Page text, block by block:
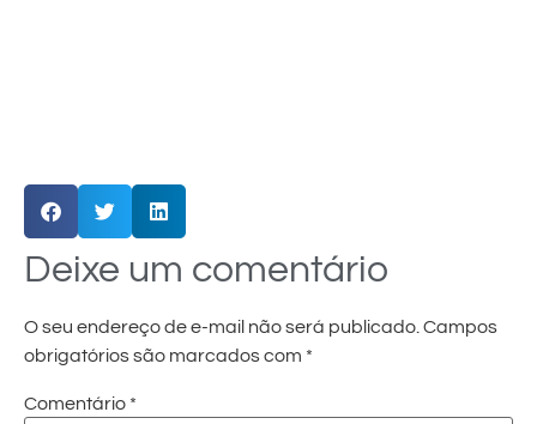
Deixe um comentário
O seu endereço de e-mail não será publicado. Campos
obrigatórios são marcados com *
Comentário *